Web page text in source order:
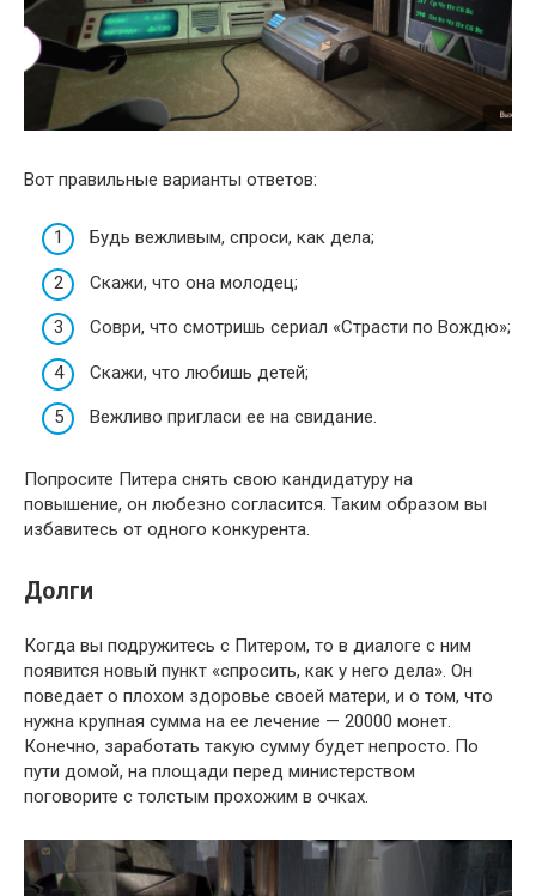
Вот правильные варианты ответов:
Будь вежливым, спроси, как дела;
Скажи, что она молодец;
Соври, что смотришь сериал «Страсти по Вождю»;
Скажи, что любишь детей;
Вежливо пригласи ее на свидание.
Попросите Питера снять свою кандидатуру на
повышение, он любезно согласится. Таким образом вы
избавитесь от одного конкурента.
Долги
Когда вы подружитесь с Питером, то в диалоге с ним
появится новый пункт «спросить, как у него дела». Он
поведает о плохом здоровье своей матери, и о том, что
нужна крупная сумма на ее лечение — 20000 монет.
Конечно, заработать такую сумму будет непросто. По
пути домой, на площади перед министерством
поговорите с толстым прохожим в очках.